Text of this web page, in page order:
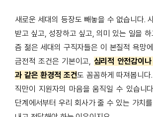
새로운 세대의 등장도 빼놓을 수 없습니다.
받고 싶고, 성장하고 싶고, 의미 있는 일을
즘 젊은 세대의 구직자들은 이 본질적 욕망
금전적 조건은 기본이고, 심리적 안전감이
과 같은 환경적 조건도 꼼꼼하게 따져봅니
직만이 지원자의 마음을 움직일 수 있습니
단계에서부터 우리 회사가 줄 수 있는 가치